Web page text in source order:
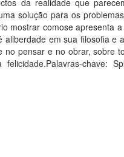
da realidade que
solução para os
mostrar comose apresenta
em sua filosofia e
no pensar e no obrar, sobre
chave: